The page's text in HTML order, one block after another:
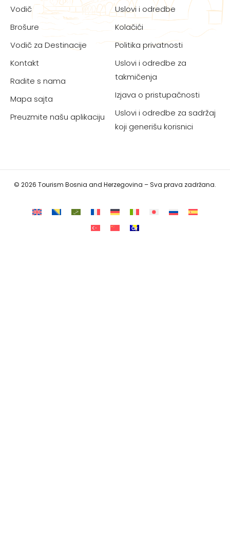
Vodič
Brošure
Vodič za Destinacije
Kontakt
Radite s nama
Mapa sajta
Preuzmite našu aplikaciju
Uslovi i odredbe
Kolačići
Politika privatnosti
Uslovi i odredbe za
takmičenja
Izjava o pristupačnosti
Uslovi i odredbe za sadržaj
koji generišu korisnici
© 2026 Tourism Bosnia and Herzegovina – Sva prava zadržana.